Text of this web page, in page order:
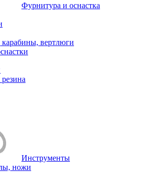
Фурнитура и оснастка
карабины, вертлюги
Инструменты
ножи